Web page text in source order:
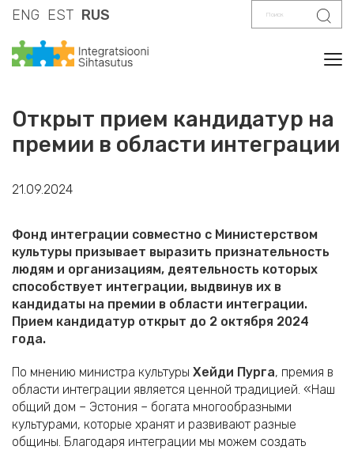
Поиск
ENG EST RUS
Открыт прием кандидатур на
премии в области интеграции
21.09.2024
Фонд интеграции совместно с Министерством
культуры призывает выразить признательность
людям и организациям, деятельность которых
способствует интеграции, выдвинув их в
кандидаты на премии в области интеграции.
Прием кандидатур открыт до 2 октября 2024
года.
По мнению министра культуры Хейди Пурга, премия в
области интеграции является ценной традицией. «Наш
общий дом – Эстония – богата многообразными
культурами, которые хранят и развивают разные
общины. Благодаря интеграции мы можем создать